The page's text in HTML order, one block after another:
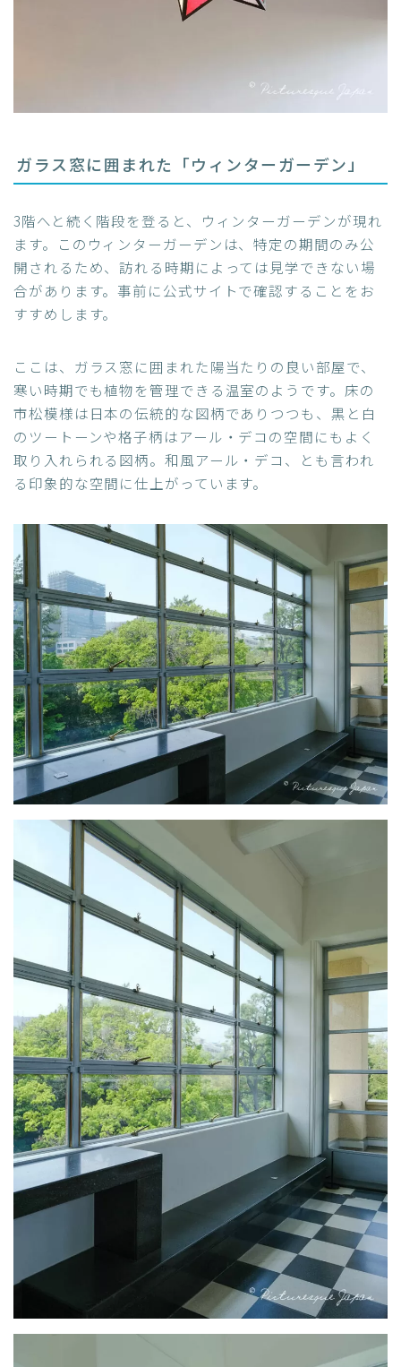
ガラス窓に囲まれた「ウィンターガーデン」
3階へと続く階段を登ると、ウィンターガーデンが現れ
ます。このウィンターガーデンは、特定の期間のみ公
開されるため、訪れる時期によっては見学できない場
合があります。事前に公式サイトで確認することをお
すすめします。
ここは、ガラス窓に囲まれた陽当たりの良い部屋で、
寒い時期でも植物を管理できる温室のようです。床の
市松模様は日本の伝統的な図柄でありつつも、黒と白
のツートーンや格子柄はアール・デコの空間にもよく
取り入れられる図柄。和風アール・デコ、とも言われ
る印象的な空間に仕上がっています。